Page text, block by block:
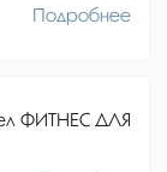
Подробнее
ФИТНЕС ДЛЯ